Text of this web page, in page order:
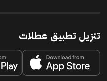
تنزيل تطبيق عطلات